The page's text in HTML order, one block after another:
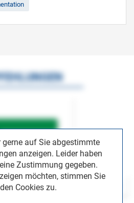
auf Sie abgestimmte
anzeigen. Leider haben
Zustimmung gegeben.
möchten, stimmen Sie
Cookies zu.